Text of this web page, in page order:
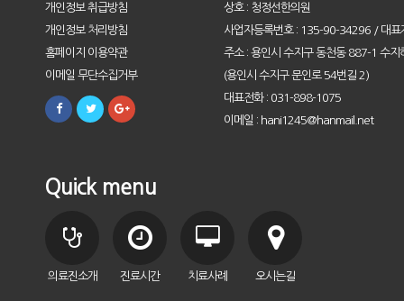
개인정보 취급방침
개인정보 처리방침
홈페이지 이용약관
이메일 무단수집거부
상호 : 청정선한의원
사업자등록번호 : 135-90-34296 / 대표
주소 : 용인시 수지구 동천동 887-1 수지
(용인시 수지구 문인로 54번길 2)
대표전화 : 031-898-1075
이메일 : hani1245@hanmail.net
Quick menu
의료진소개 진료시간 치료사례 오시는길